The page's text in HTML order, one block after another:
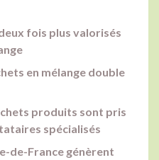
fois plus valorisés
en mélange double
produits sont pris
spécialisés
de-France génèrent